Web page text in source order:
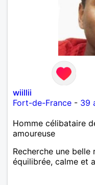
wiillii
Fort-de-France - 39
Homme célibataire
amoureuse
Recherche une
équilibrée, calme et